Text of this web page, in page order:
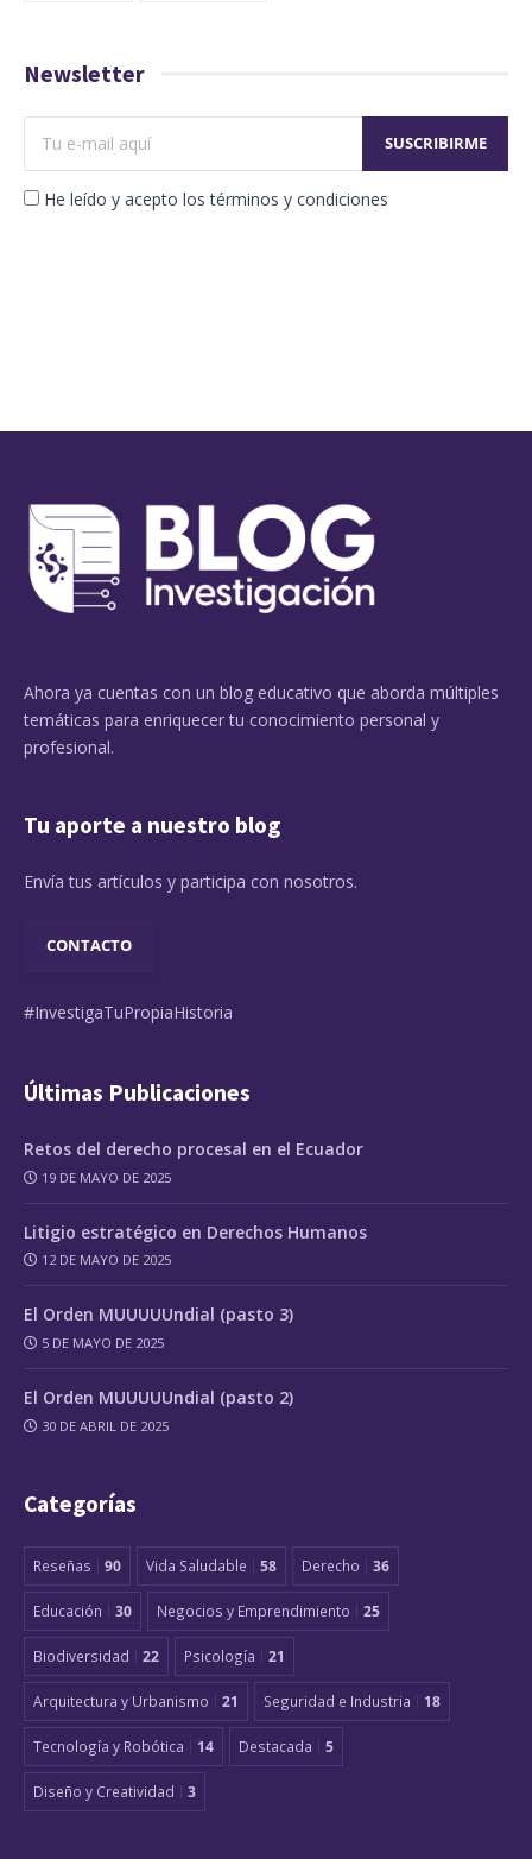
Newsletter
He leído y acepto los términos y condiciones
Ahora ya cuentas con un blog educativo que aborda múltiples
temáticas para enriquecer tu conocimiento personal y
profesional.
Tu aporte a nuestro blog
Envía tus artículos y participa con nosotros.
CONTACTO
#InvestigaTuPropiaHistoria
Últimas Publicaciones
Retos del derecho procesal en el Ecuador
19 DE MAYO DE 2025
Litigio estratégico en Derechos Humanos
12 DE MAYO DE 2025
El Orden MUUUUUndial (pasto 3)
5 DE MAYO DE 2025
El Orden MUUUUUndial (pasto 2)
30 DE ABRIL DE 2025
Categorías
Reseñas 90 Vida Saludable 58 Derecho 36
Educación 30 Negocios y Emprendimiento 25
Biodiversidad 22 Psicología 21
Arquitectura y Urbanismo 21 Seguridad e Industria 18
Tecnología y Robótica 14 Destacada 5
Diseño y Creatividad 3